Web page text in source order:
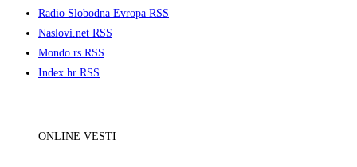
Radio Slobodna Evropa RSS
Naslovi.net RSS
Mondo.rs RSS
Index.hr RSS
ONLINE VESTI